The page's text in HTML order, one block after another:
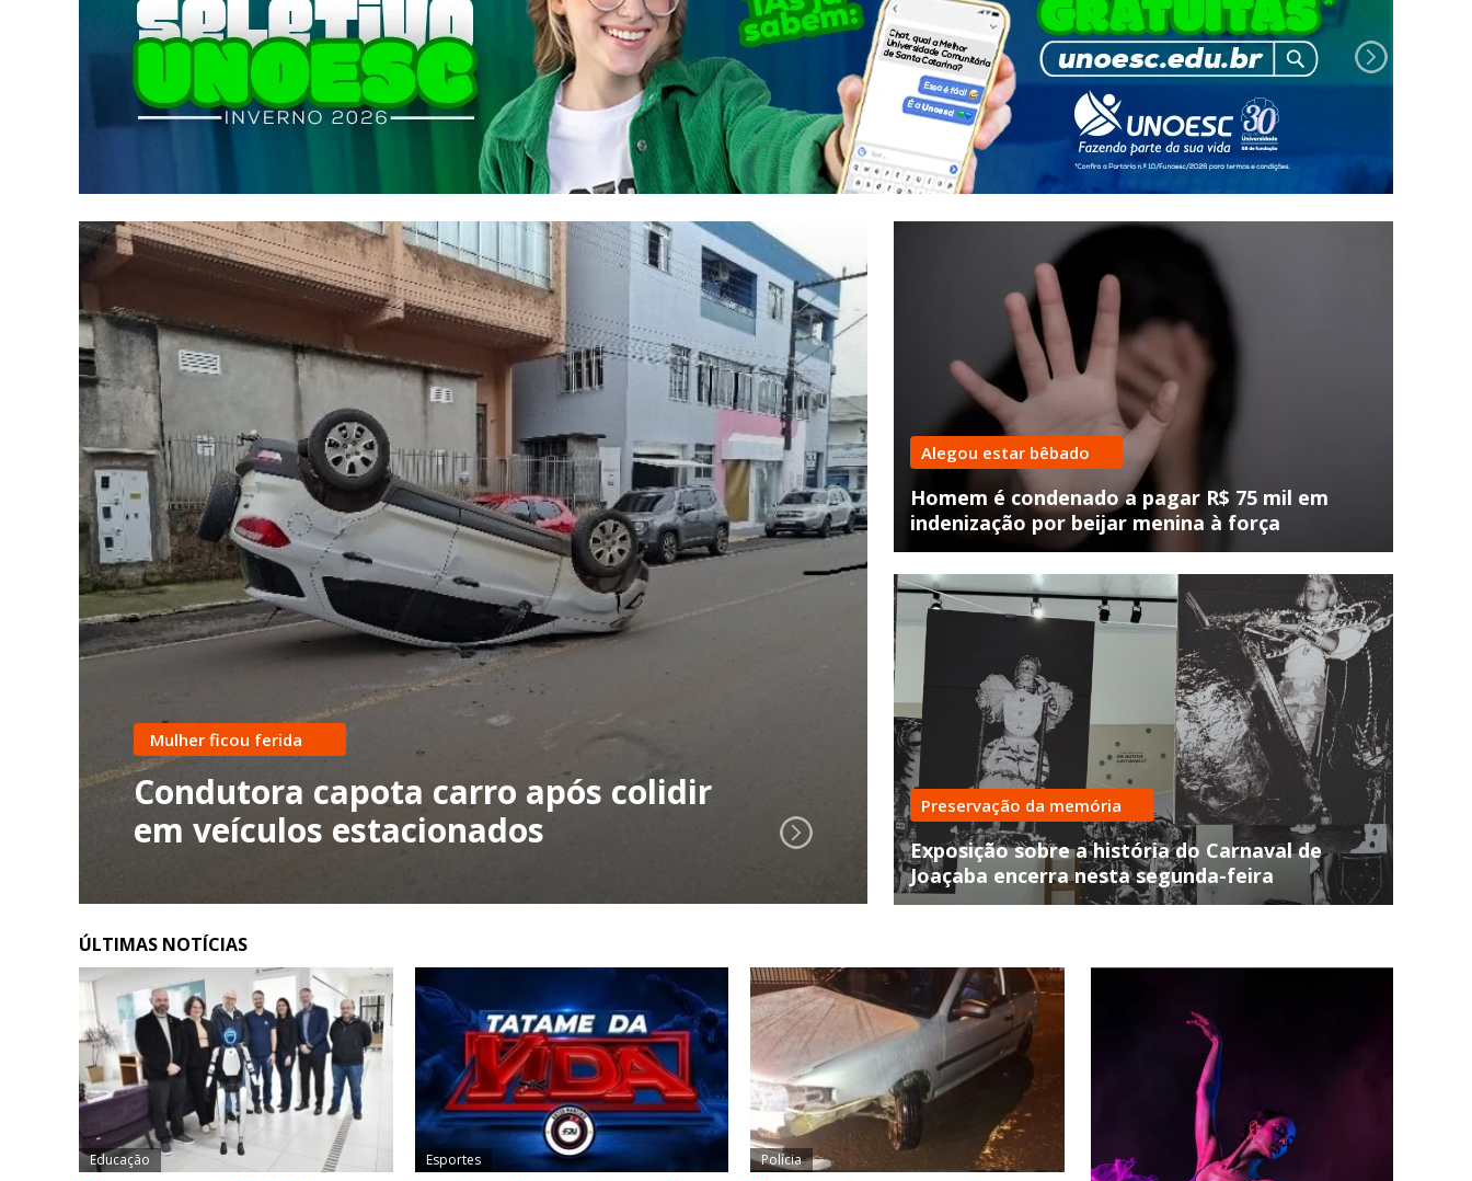
Mulher ficou ferida
Condutora capota carro após colidir
em veículos estacionados
Resgatadas pelos Bombeiros
Carro com duas pessoas cai no
Tigre em Joaçaba
Alegou estar bêbado
Homem é condenado a pagar R$ 75 mil em
indenização por beijar menina à força
Preservação da memória
Exposição sobre a história do Carnaval de
Joaçaba encerra nesta segunda-feira
ÚLTIMAS NOTÍCIAS
Educação Esportes Polícia